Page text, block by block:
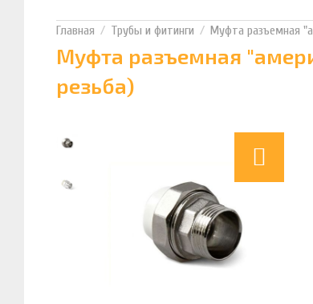
Трубы и фитинги Муфта разъемная
Муфта разъемная
резьба)